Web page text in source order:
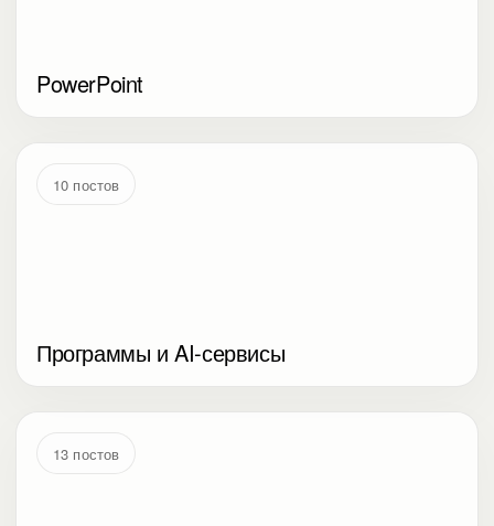
PowerPoint
10 постов
Программы и AI-сервисы
13 постов